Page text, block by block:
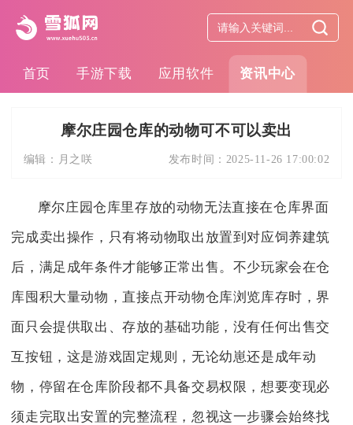
首页 手游下载 应用软件 资讯中心
摩尔庄园仓库的动物可不可以卖出
编辑： 月之咲 发布时间： 2025-11-26 17:00:02
摩尔庄园仓库里存放的动物无法直接在仓库界面
完成卖出操作，只有将动物取出放置到对应饲养建筑
后，满足成年条件才能够正常出售。不少玩家会在仓
库囤积大量动物，直接点开动物仓库浏览库存时，界
面只会提供取出、存放的基础功能，没有任何出售交
互按钮，这是游戏固定规则，无论幼崽还是成年动
物，停留在仓库阶段都不具备交易权限，想要变现必
须走完取出安置的完整流程，忽视这一步骤会始终找